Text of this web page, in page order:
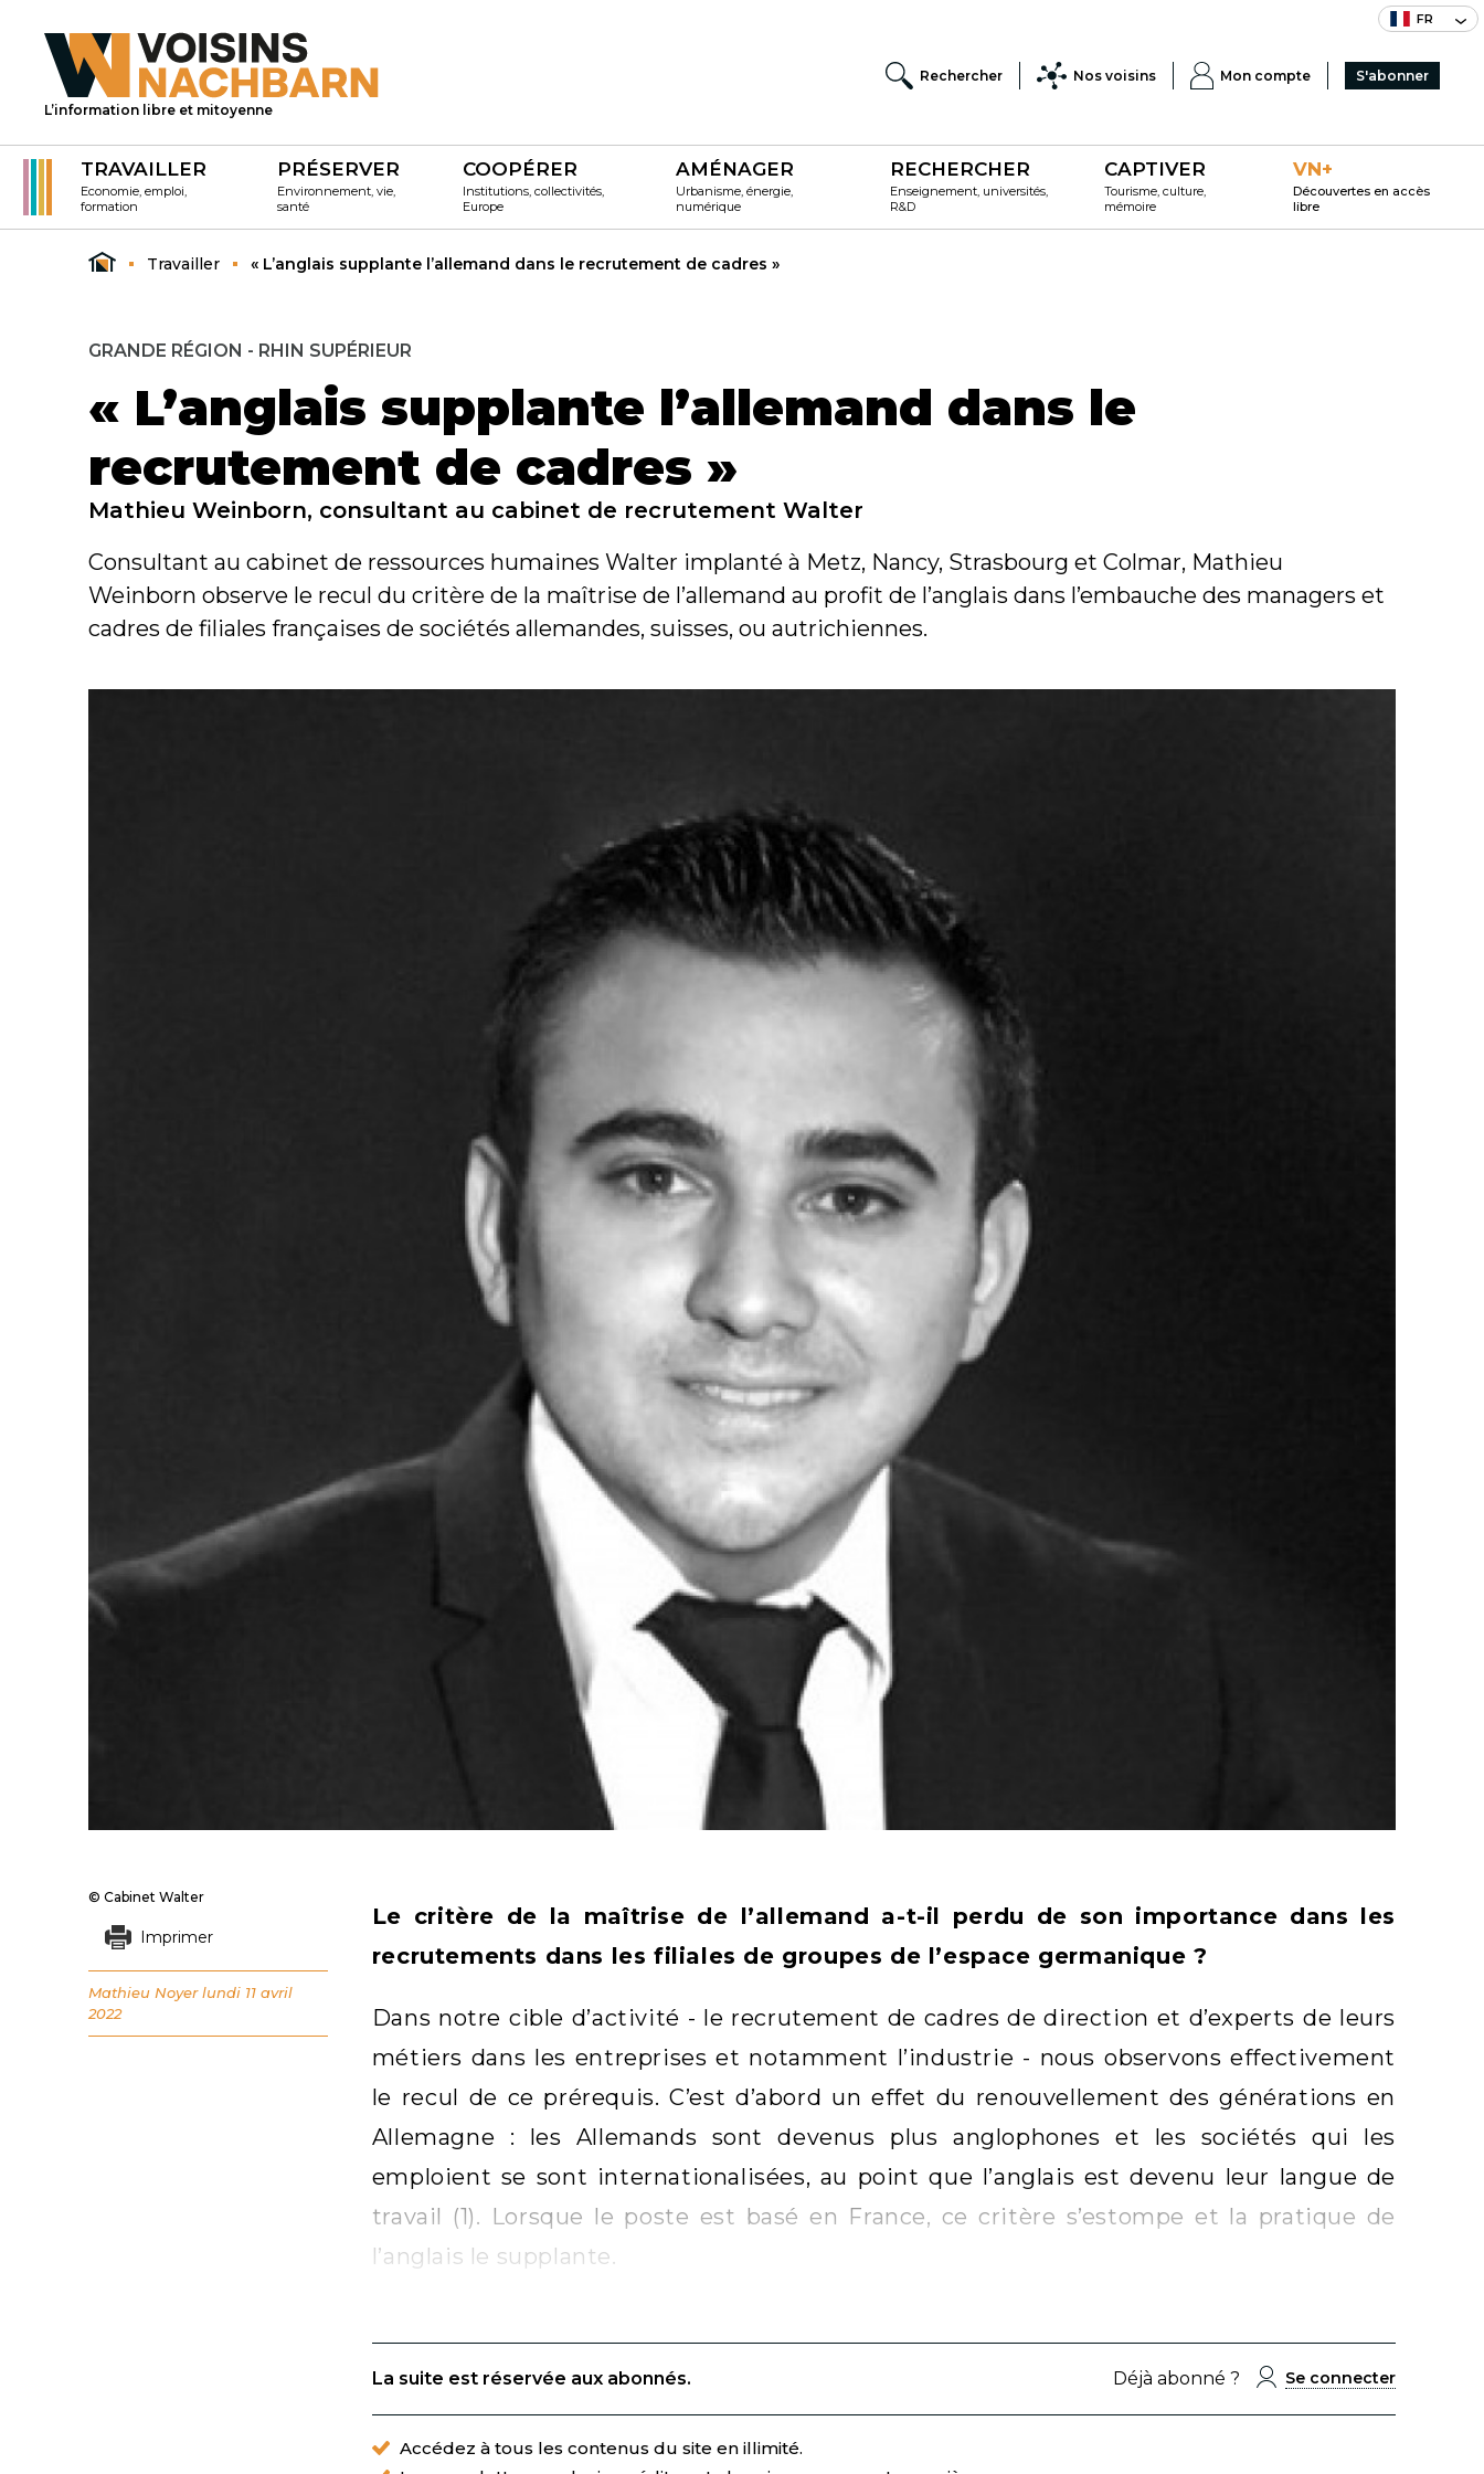
FR
L’information libre et mitoyenne
Rechercher Nos voisins Mon compte S'abonner
TRAVAILLER
Economie, emploi,
formation
PRÉSERVER
Environnement, vie,
santé
COOPÉRER
Institutions, collectivités,
Europe
AMÉNAGER
Urbanisme, énergie,
numérique
RECHERCHER
Enseignement, universités,
R&D
CAPTIVER
Tourisme, culture,
mémoire
VN+
Découvertes en accès
libre
Travailler « L’anglais supplante l’allemand dans le recrutement de cadres »
GRANDE RÉGION - RHIN SUPÉRIEUR
« L’anglais supplante l’allemand dans le
recrutement de cadres »
Mathieu Weinborn, consultant au cabinet de recrutement Walter
Consultant au cabinet de ressources humaines Walter implanté à Metz, Nancy, Strasbourg et Colmar, Mathieu
Weinborn observe le recul du critère de la maîtrise de l’allemand au profit de l’anglais dans l’embauche des managers et
cadres de filiales françaises de sociétés allemandes, suisses, ou autrichiennes.
Le critère de la maîtrise de l’allemand a-t-il perdu de son importance dans les
recrutements dans les filiales de groupes de l’espace germanique ?
Dans notre cible d’activité - le recrutement de cadres de direction et d’experts de leurs
métiers dans les entreprises et notamment l’industrie - nous observons effectivement
le recul de ce prérequis. C’est d’abord un effet du renouvellement des générations en
Allemagne : les Allemands sont devenus plus anglophones et les sociétés qui les
emploient se sont internationalisées, au point que l’anglais est devenu leur langue de
travail (1). Lorsque le poste est basé en France, ce critère s’estompe et la pratique de
l’anglais le supplante.
La suite est réservée aux abonnés. Déjà abonné ? Se connecter
Accédez à tous les contenus du site en illimité.
© Cabinet Walter
Imprimer
Mathieu Noyer lundi 11 avril
2022